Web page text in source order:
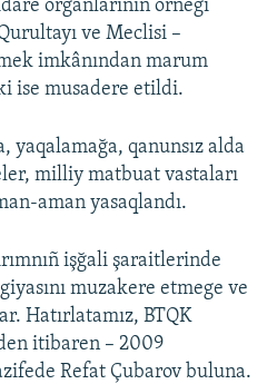
organlarınıñ örnegi
ve Meclisi –
imkânından marum
ise musadere etildi.
yaqalamağa, qanunsız alda
milliy matbuat vastaları
aman yasaqlandı.
işğali şaraitlerinde
muzakere etmege ve
Hatırlatamız, BTQK
itibaren – 2009
Refat Çubarov buluna.